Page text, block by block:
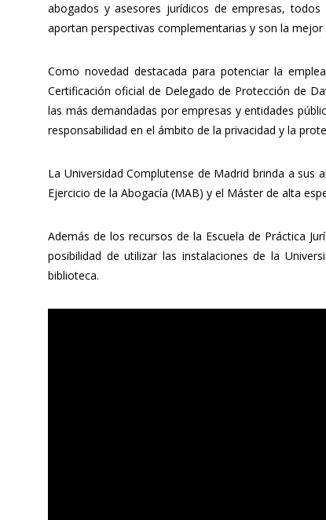
abogados y asesores jurídicos de empresas,
aportan perspectivas complementarias y son la
Como novedad destacada para potenciar la
Certificación oficial de Delegado de Protección de
las más demandadas por empresas y entidades
responsabilidad en el ámbito de la privacidad y la
La Universidad Complutense de Madrid brinda a
Ejercicio de la Abogacía (MAB) y el Máster de alta
Además de los recursos de la Escuela de Práctica
posibilidad de utilizar las instalaciones de la
biblioteca.